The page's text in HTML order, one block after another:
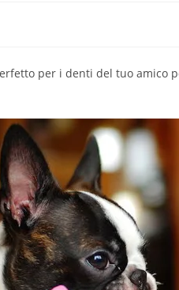
per i denti del tuo amico